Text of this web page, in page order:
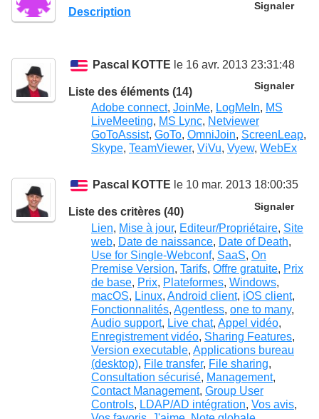
Signaler
Description
Pascal KOTTE le 16 avr. 2013 23:31:48
Signaler
Liste des éléments (14)
Adobe connect, JoinMe, LogMeIn, MS
LiveMeeting, MS Lync, Netviewer
GoToAssist, GoTo, OmniJoin, ScreenLeap,
Skype, TeamViewer, ViVu, Vyew, WebEx
Pascal KOTTE le 10 mar. 2013 18:00:35
Signaler
Liste des critères (40)
Lien, Mise à jour, Editeur/Propriétaire, Site
web, Date de naissance, Date of Death,
Use for Single-Webconf, SaaS, On
Premise Version, Tarifs, Offre gratuite, Prix
de base, Prix, Plateformes, Windows,
macOS, Linux, Android client, iOS client,
Fonctionnalités, Agentless, one to many,
Audio support, Live chat, Appel vidéo,
Enregistrement vidéo, Sharing Features,
Version executable, Applications bureau
(desktop), File transfer, File sharing,
Consultation sécurisé, Management,
Contact Management, Group User
Controls, LDAP/AD intégration, Vos avis,